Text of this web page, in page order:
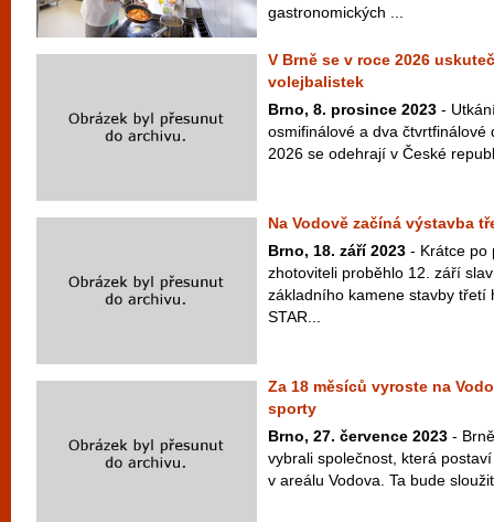
gastronomických ...
V Brně se v roce 2026
volejbalistek
Brno, 8. prosince 2023 -
osmifinálové a dva čtvrtfinálové
2026 se odehrají v České
Na Vodově začíná výstavba
Brno, 18. září 2023 - Krátce po
zhotoviteli proběhlo 12. září
základního kamene stavby třetí
STAR...
Za 18 měsíců vyroste na
sporty
Brno, 27. července 2023 -
vybrali společnost, která
v areálu Vodova. Ta bude